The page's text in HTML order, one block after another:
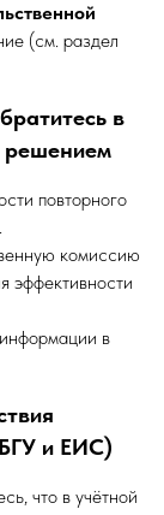
(см. раздел
в
решением
повторного
комиссию
эффективности
в
и ЕИС)
что в учётной